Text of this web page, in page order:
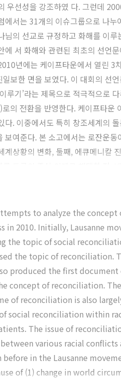
우선성을 강조하였 다. 그런데
에서는 31개의 이슈그룹으로 나
님의 선교로 규정하고 화해를 이
에 서 화해와 관련된 최초의 선언
년에는 케이프타운에서 열린
일보한 면을 보였다. 이 대회의 선
이루기’라는 제목으로 적극적으
의 전환을 반영한다. 케이프타운
다. 이중에서도 특히 창조세계의
보여준다. 본 소고에서는 로잔운
계상황의 변화, 둘째, 에큐메니칼
to analyze the concept
in 2010. Initially, Lausanne
the topic of social
the topic of reconciliation.
produced the first
concept of reconciliation.
of reconciliation is also
social reconciliation within
The issue of
between various racial
in the Lausanne
of (1) change in world